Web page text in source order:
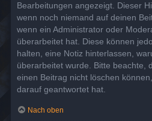
Bearbeitungen angezeigt. Dieser
wenn noch niemand auf deinen
wenn ein Administrator oder
überarbeitet hat. Diese können
halten, eine Notiz hinterlassen,
überarbeitet wurde. Bitte beachte,
einen Beitrag nicht löschen
darauf geantwortet hat.
Nach oben